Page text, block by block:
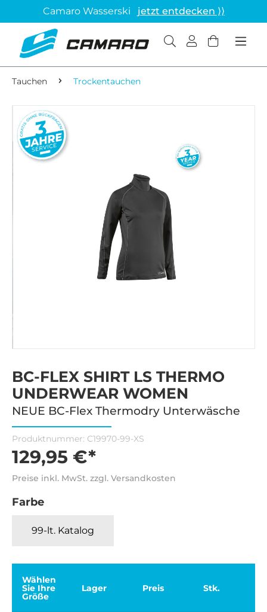
Camaro Wasserski jetzt entdecken ⟩⟩
Tauchen Trockentauchen
BC-FLEX SHIRT LS THERMO
UNDERWEAR WOMEN
NEUE BC-Flex Thermodry Unterwäsche
Produktnummer: C19970-99-XS
129,95 €*
Preise inkl. MwSt. zzgl. Versandkosten
Farbe
99-lt. Katalog
Wählen
Sie Ihre
Größe
Lager Preis Stk.